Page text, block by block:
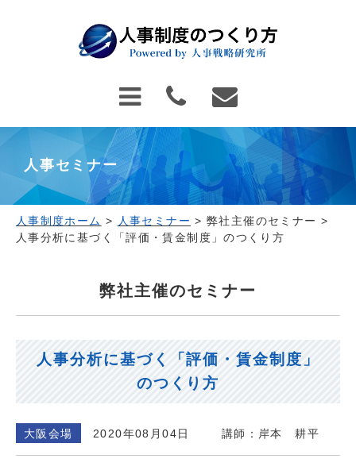
人事セミナー
人事制度ホーム > 人事セミナー >弊社主催のセミナー >
人事分析に基づく「評価・賃金制度」のつくり方
弊社主催のセミナー
人事分析に基づく「評価・賃金制度」
のつくり方
大阪会場 2020年08月04日 講師：岸本 耕平